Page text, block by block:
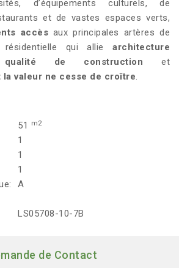
d’équipements culturels, de
et de vastes espaces verts,
accès aux principales artères de
qui allie architecture
qualité de construction et
la valeur ne cesse de croître.
51 m2
1
1
1
A
LS05708-10-7B
de Contact